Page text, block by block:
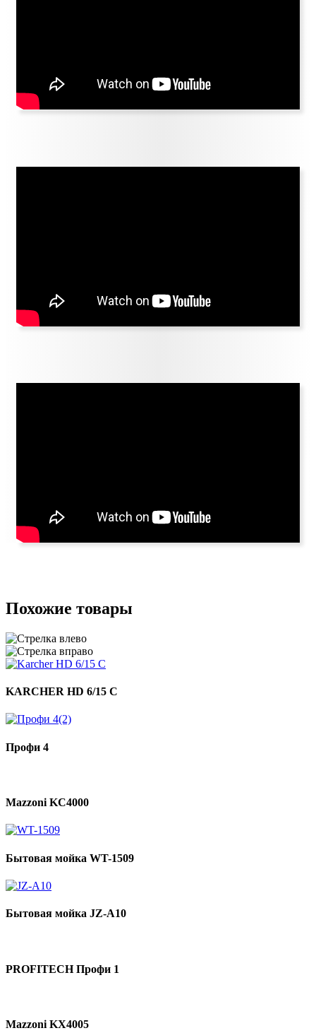
Похожие товары
KARCHER HD 6/15 C
Профи 4
Mazzoni KC4000
Бытовая мойка WT-1509
Бытовая мойка JZ-A10
PROFITECH Профи 1
Mazzoni KX4005